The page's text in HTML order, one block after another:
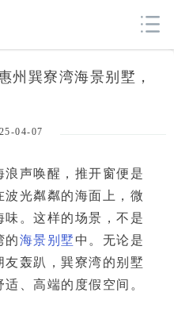
州巽寮湾海景别墅，
04-07
声唤醒，推开窗便是
光粼粼的海面上，微
味。这样的场景，不是
的海景别墅 中。无论是
友轰趴，巽寮湾的别墅
适、高端的度假空间。